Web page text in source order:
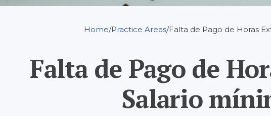
Home Practice Areas Falta de Pago de Horas
Falta de Pago de
Salario